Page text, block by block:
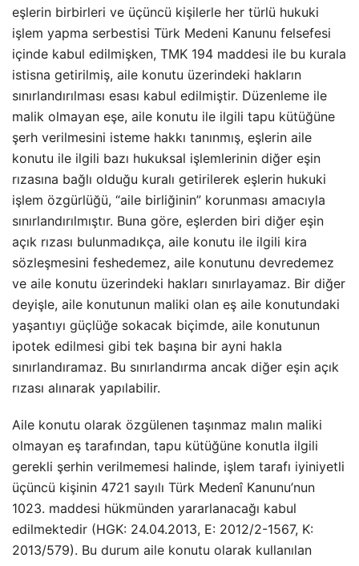
eşlerin birbirleri ve üçüncü kişilerle her türlü hukuki
işlem yapma serbestisi Türk Medeni Kanunu felsefesi
içinde kabul edilmişken, TMK 194 maddesi ile bu kurala
istisna getirilmiş, aile konutu üzerindeki hakların
sınırlandırılması esası kabul edilmiştir. Düzenleme ile
malik olmayan eşe, aile konutu ile ilgili tapu kütüğüne
şerh verilmesini isteme hakkı tanınmış, eşlerin aile
konutu ile ilgili bazı hukuksal işlemlerinin diğer eşin
rızasına bağlı olduğu kuralı getirilerek eşlerin hukuki
işlem özgürlüğü, “aile birliğinin” korunması amacıyla
sınırlandırılmıştır. Buna göre, eşlerden biri diğer eşin
açık rızası bulunmadıkça, aile konutu ile ilgili kira
sözleşmesini feshedemez, aile konutunu devredemez
ve aile konutu üzerindeki hakları sınırlayamaz. Bir diğer
deyişle, aile konutunun maliki olan eş aile konutundaki
yaşantıyı güçlüğe sokacak biçimde, aile konutunun
ipotek edilmesi gibi tek başına bir ayni hakla
sınırlandıramaz. Bu sınırlandırma ancak diğer eşin açık
rızası alınarak yapılabilir.
Aile konutu olarak özgülenen taşınmaz malın maliki
olmayan eş tarafından, tapu kütüğüne konutla ilgili
gerekli şerhin verilmemesi halinde, işlem tarafı iyiniyetli
üçüncü kişinin 4721 sayılı Türk Medenî Kanunu’nun
1023. maddesi hükmünden yararlanacağı kabul
edilmektedir (HGK: 24.04.2013, E: 2012/2-1567, K:
2013/579). Bu durum aile konutu olarak kullanılan